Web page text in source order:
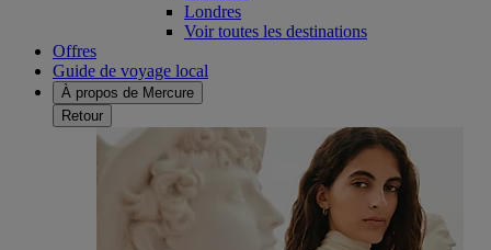
Londres
Voir toutes les destinations
Offres
Guide de voyage local
À propos de Mercure
Retour